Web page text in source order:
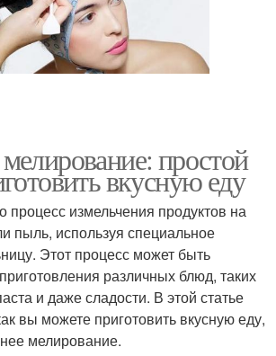
простой
вкусную еду
процесс измельчения продуктов на
пыль, используя специальное
Этот процесс может быть
различных блюд, таких
и даже сладости. В этой статье
вы можете приготовить вкусную еду,
мелирование.